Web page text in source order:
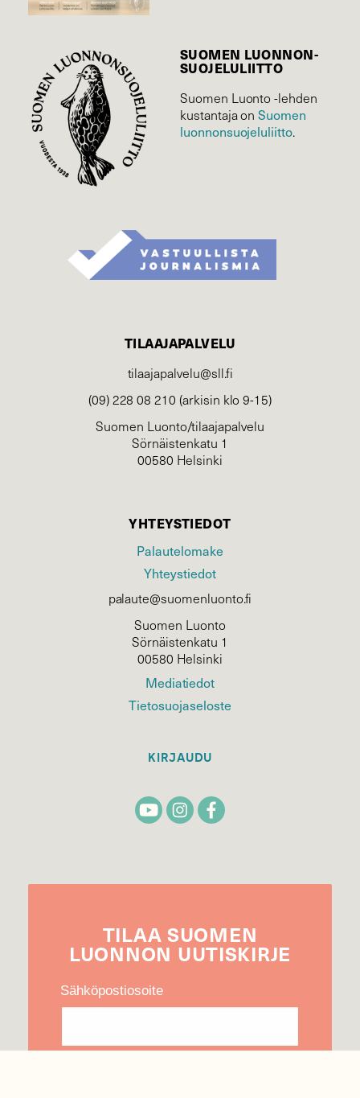
SUOMEN LUONNON­
SUOJELU­LIITTO
Suomen Luonto -lehden
kustantaja onSuomen
luonnonsuojelu­liitto.
TILAAJAPALVELU
tilaajapalvelu@sll.fi
(09) 228 08 210 (arkisin klo 9-15)
Suomen Luonto/tilaajapalvelu
Sörnäistenkatu 1
00580 Helsinki
YHTEYSTIEDOT
Palautelomake
Yhteystiedot
palaute@suomenluonto.fi
Suomen Luonto
Sörnäistenkatu 1
00580 Helsinki
Mediatiedot
Tietosuojaseloste
KIRJAUDU
TILAA SUOMEN
LUONNON UUTIS­KIRJE
Sähköpostiosoite